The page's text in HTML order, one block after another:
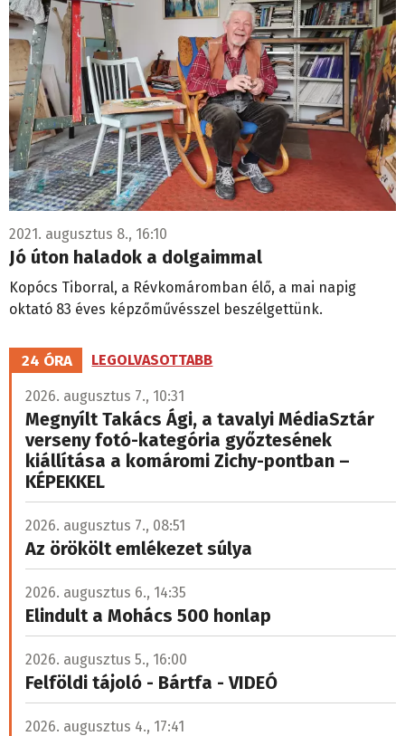
2021. augusztus 8., 16:10
Jó úton haladok a dolgaimmal
Kopócs Tiborral, a Révkomáromban élő, a mai napig
oktató 83 éves képzőművésszel beszélgettünk.
24 ÓRA LEGOLVASOTTABB
2026. augusztus 7., 10:31
Megnyílt Takács Ági, a tavalyi MédiaSztár
verseny fotó-kategória győztesének
kiállítása a komáromi Zichy-pontban –
KÉPEKKEL
2026. augusztus 7., 08:51
Az örökölt emlékezet súlya
2026. augusztus 6., 14:35
Elindult a Mohács 500 honlap
2026. augusztus 5., 16:00
Felföldi tájoló - Bártfa - VIDEÓ
2026. augusztus 4., 17:41